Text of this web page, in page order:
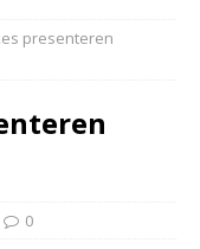
presenteren
0